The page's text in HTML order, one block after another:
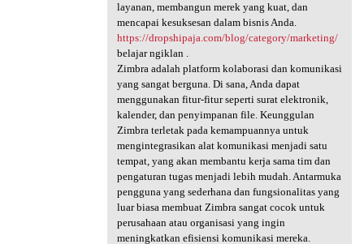
layanan, membangun merek yang kuat, dan
mencapai kesuksesan dalam bisnis Anda.
https://dropshipaja.com/blog/category/marketing/
belajar ngiklan .
Zimbra adalah platform kolaborasi dan komunikasi
yang sangat berguna. Di sana, Anda dapat
menggunakan fitur-fitur seperti surat elektronik,
kalender, dan penyimpanan file. Keunggulan
Zimbra terletak pada kemampuannya untuk
mengintegrasikan alat komunikasi menjadi satu
tempat, yang akan membantu kerja sama tim dan
pengaturan tugas menjadi lebih mudah. Antarmuka
pengguna yang sederhana dan fungsionalitas yang
luar biasa membuat Zimbra sangat cocok untuk
perusahaan atau organisasi yang ingin
meningkatkan efisiensi komunikasi mereka.